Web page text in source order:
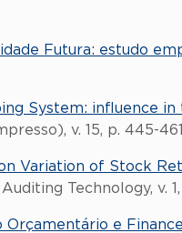
Futura: estudo
System: influence in
v. 15, p. 445-
Variation of Stock
Technology, v. 1,
Orçamentário e